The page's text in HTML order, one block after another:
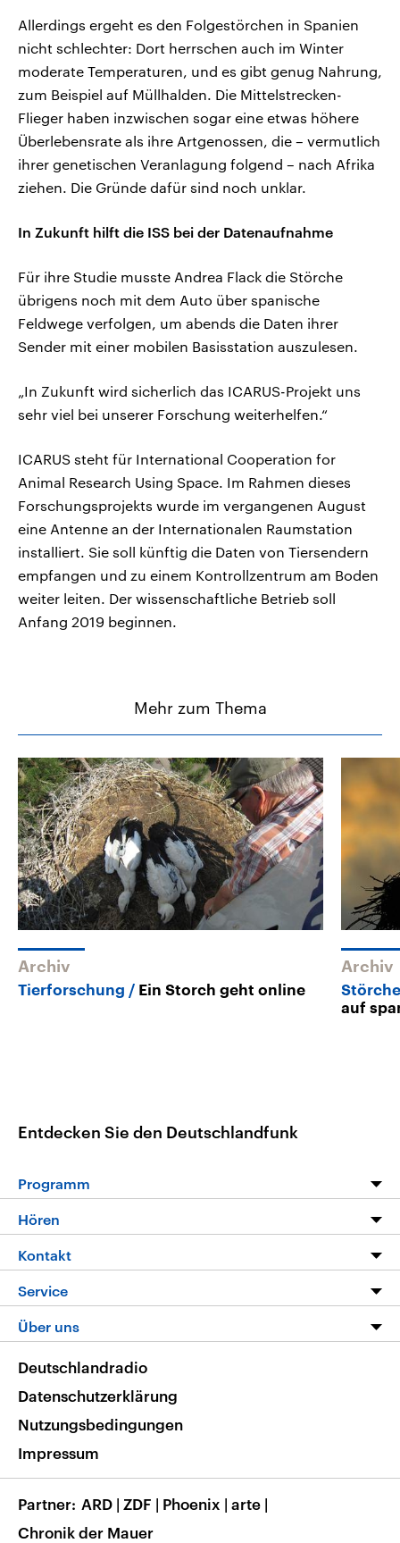
Allerdings ergeht es den Folgestörchen in Spanien
nicht schlechter: Dort herrschen auch im Winter
moderate Temperaturen, und es gibt genug Nahrung,
zum Beispiel auf Müllhalden. Die Mittelstrecken-
Flieger haben inzwischen sogar eine etwas höhere
Überlebensrate als ihre Artgenossen, die – vermutlich
ihrer genetischen Veranlagung folgend – nach Afrika
ziehen. Die Gründe dafür sind noch unklar.
In Zukunft hilft die ISS bei der Datenaufnahme
Für ihre Studie musste Andrea Flack die Störche
übrigens noch mit dem Auto über spanische
Feldwege verfolgen, um abends die Daten ihrer
Sender mit einer mobilen Basisstation auszulesen.
„In Zukunft wird sicherlich das ICARUS-Projekt uns
sehr viel bei unserer Forschung weiterhelfen.“
ICARUS steht für International Cooperation for
Animal Research Using Space. Im Rahmen dieses
Forschungsprojekts wurde im vergangenen August
eine Antenne an der Internationalen Raumstation
installiert. Sie soll künftig die Daten von Tiersendern
empfangen und zu einem Kontrollzentrum am Boden
weiter leiten. Der wissenschaftliche Betrieb soll
Anfang 2019 beginnen.
Mehr zum Thema
Archiv
Tierforschung Ein Storch geht online
Archiv
auf
Entdecken Sie den Deutschlandfunk
Programm
Programm
Die Nachrichten
Nachrichtenleicht
Neue Beiträge auf dlf.de
Hören
Livestream
Podcasts
Deutschlandfunk App
Nachrichten App
Frequenzen
Kontakt
Hörerservice
Service
FAQ
Veranstaltungen
Musikliste
RSS
Über uns
Barrierefreiheit
Deutschlandradio
Datenschutzerklärung
Nutzungsbedingungen
Impressum
Partner ARD | ZDF | Phoenix | arte |
Chronik der Mauer